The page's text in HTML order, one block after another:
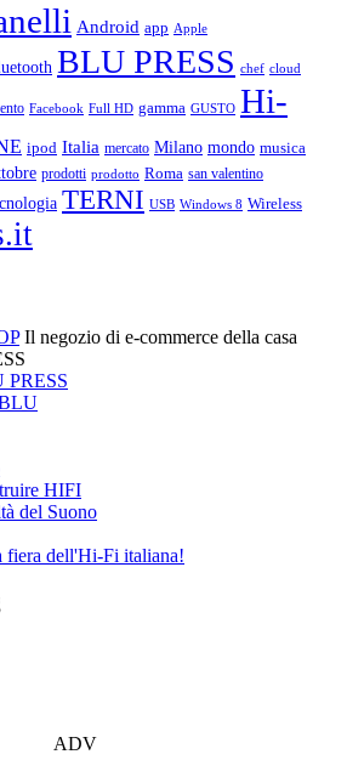
Android app Apple
BLU PRESS chef cloud
Facebook Full HD gamma GUSTO Hi-
ipod Italia mercato Milano mondo musica
prodotti prodotto Roma san valentino
TERNI USB Windows 8 Wireless
Il negozio di e-commerce della casa
PRESS
HIFI
del Suono
fiera dell'Hi-Fi italiana!
ADV